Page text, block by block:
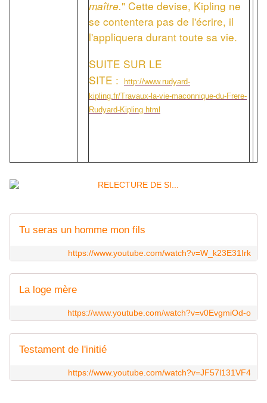
maître." Cette devise, Kipling ne
se contentera pas de l'écrire, il
l'appliquera durant toute sa vie.
SUITE SUR LE
SITE :
http://www.rudyard-
kipling.fr/Travaux-la-vie-maconnique-du-Frere-
Rudyard-Kipling.html
Tu seras un homme mon fils
https://www.youtube.com/watch?v=W_k23E31Irk
La loge mère
https://www.youtube.com/watch?v=v0EvgmiOd-o
Testament de l'initié
https://www.youtube.com/watch?v=JF57l131VF4